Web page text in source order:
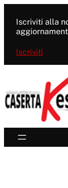
contenuto
Iscriviti alla
Iscriviti